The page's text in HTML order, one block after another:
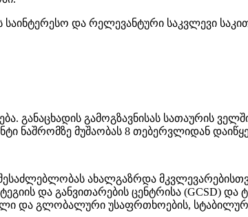
და რელევანტური საკვლევი
განაცხადის გამოგზავნისას სათაურის
ნაშრომზე მუშაობას 8 თებერვლიდან
ახალგაზრდა
და განვითარების ცენტრისა (GCSD) და
და გლობალური უსაფრთხოების,